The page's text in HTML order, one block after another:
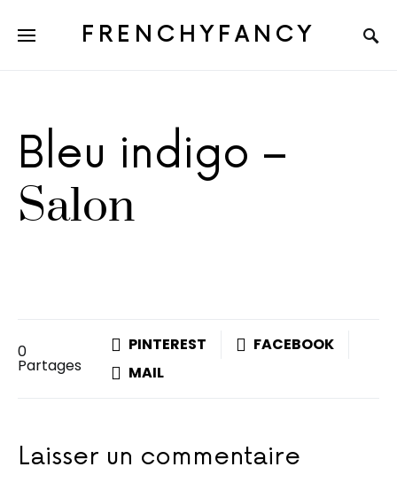
FRENCHYFANCY
Bleu indigo –
Salon
0
Partages
PINTEREST
FACEBOOK
MAIL
Laisser un commentaire